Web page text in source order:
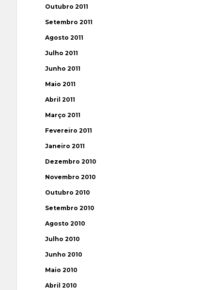
Outubro 2011
Setembro 2011
Agosto 2011
Julho 2011
Junho 2011
Maio 2011
Abril 2011
Março 2011
Fevereiro 2011
Janeiro 2011
Dezembro 2010
Novembro 2010
Outubro 2010
Setembro 2010
Agosto 2010
Julho 2010
Junho 2010
Maio 2010
Abril 2010